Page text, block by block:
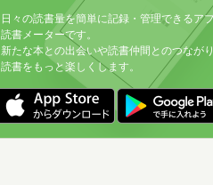
日々の読書量を簡単に記録・管理できるア
読書メーターです。
新たな本との出会いや読書仲間とのつながり
読書をもっと楽しくします。